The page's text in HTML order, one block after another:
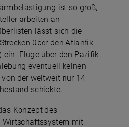
ist so groß,
arbeiten an
lässt sich die
über den Atlantik
ein. Flüge über den Pazifik
eventuell keinen
der weltweit nur 14
schickte.
Konzept des
Wirtschaftssystem mit